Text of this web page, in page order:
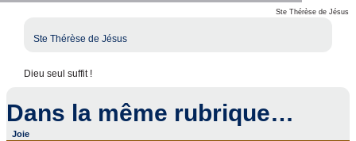
Ste Thérèse de Jésus
Ste Thérèse de Jésus
Dieu seul suffit !
Dans la même rubrique…
Joie